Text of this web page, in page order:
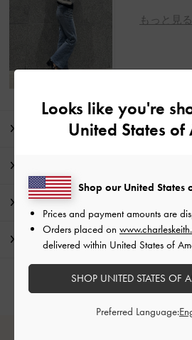
もっと見る
特典
配送 & 返品
Looks like you're
United States of
Shop our United States
Prices and payment amounts are
Orders placed on
delivered within United States of
SHOP UNITED STATES OF
Preferred Language: